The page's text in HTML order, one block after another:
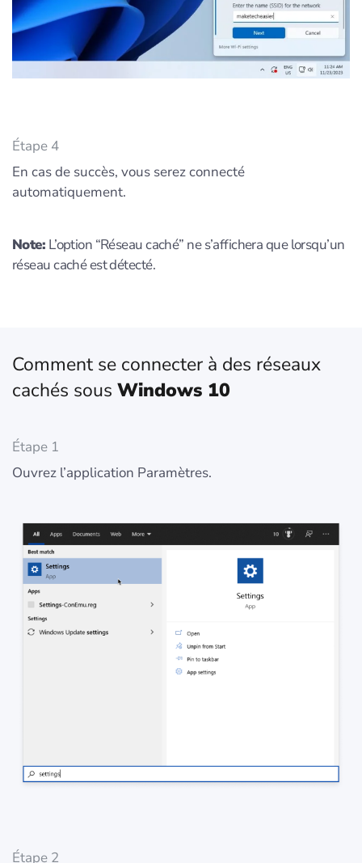
Étape 4
En cas de succès, vous serez connecté
automatiquement.
Note: L’option “Réseau caché” ne s’affichera que lorsqu’un
réseau caché est détecté.
Comment se connecter à des réseaux
cachés sous Windows 10
Étape 1
Ouvrez l’application Paramètres.
Étape 2